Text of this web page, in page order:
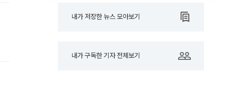
내가 저장한 뉴스 모아보기
내가 구독한 기자 전체보기